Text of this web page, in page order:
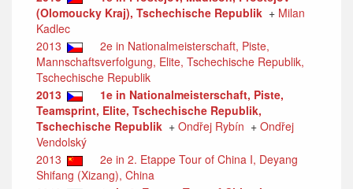
(Olomoucky Kraj), Tschechische Republik + Milan
Kadlec
2013
2e in Nationalmeisterschaft, Piste,
Mannschaftsverfolgung, Elite, Tschechische Republik,
Tschechische Republik
2013
1e in Nationalmeisterschaft, Piste,
Teamsprint, Elite, Tschechische Republik,
Tschechische Republik + Ondřej Rybín + Ondřej
Vendolský
2013
2e in 2. Etappe Tour of China I, Deyang
Shifang (Xizang), China